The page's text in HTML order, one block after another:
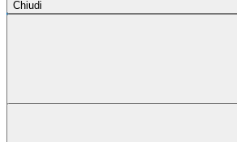
Chiudi